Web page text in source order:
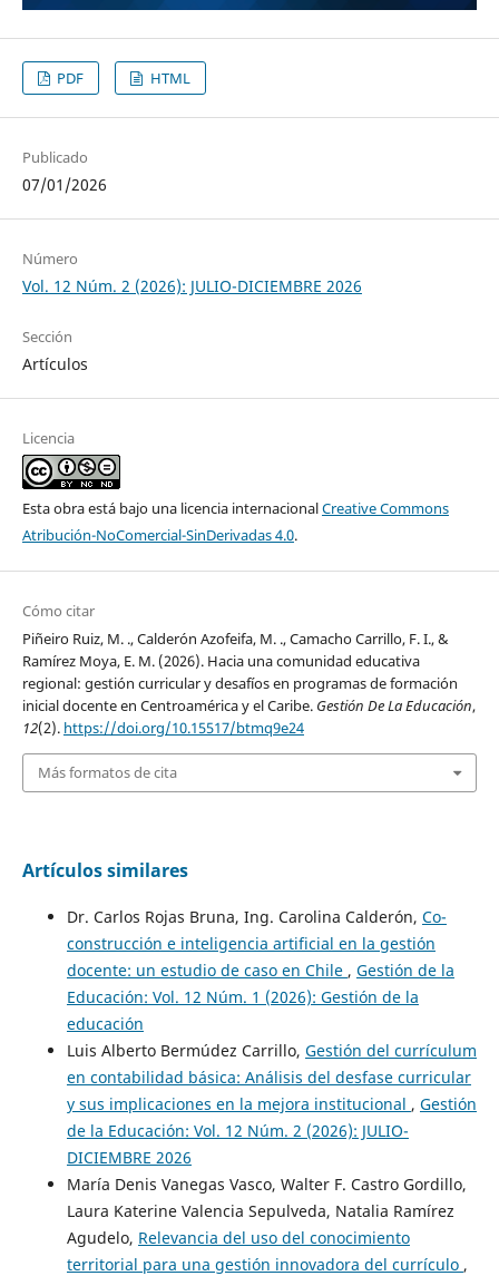
PDF HTML
Publicado
07/01/2026
Número
Vol. 12 Núm. 2 (2026): JULIO-DICIEMBRE 2026
Sección
Artículos
Licencia
Esta obra está bajo una licencia internacionalCreative Commons
Atribución-NoComercial-SinDerivadas 4.0.
Cómo citar
Piñeiro Ruiz, M. ., Calderón Azofeifa, M. ., Camacho Carrillo, F. I., &
Ramírez Moya, E. M. (2026). Hacia una comunidad educativa
regional: gestión curricular y desafíos en programas de formación
inicial docente en Centroamérica y el Caribe. Gestión De La Educación,
12(2). https://doi.org/10.15517/btmq9e24
Más formatos de cita
Artículos similares
Dr. Carlos Rojas Bruna, Ing. Carolina Calderón, Co-
construcción e inteligencia artificial en la gestión
docente: un estudio de caso en Chile , Gestión de la
Educación: Vol. 12 Núm. 1 (2026): Gestión de la
educación
Luis Alberto Bermúdez Carrillo, Gestión del currículum
en contabilidad básica: Análisis del desfase curricular
y sus implicaciones en la mejora institucional , Gestión
de la Educación: Vol. 12 Núm. 2 (2026): JULIO-
DICIEMBRE 2026
María Denis Vanegas Vasco, Walter F. Castro Gordillo,
Laura Katerine Valencia Sepulveda, Natalia Ramírez
Agudelo, Relevancia del uso del conocimiento
territorial para una gestión innovadora del currículo ,